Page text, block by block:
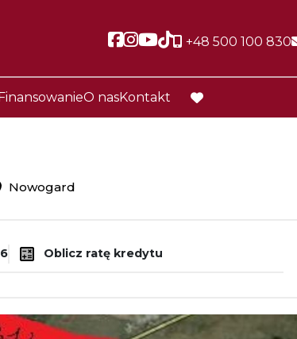
Social link
Social link
Social link
Social link
+48 500 100 830
O nasKontakt
favorite
Nowogard
Oblicz ratę kredytu